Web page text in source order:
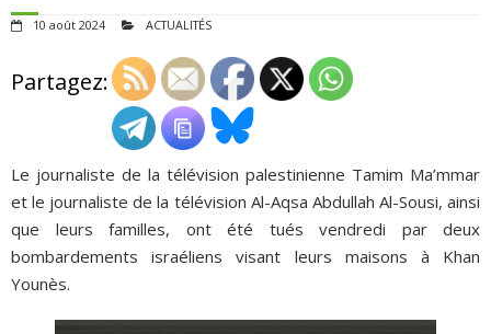
QUI SOMMES-NOUS ?
ADHÉSIONS, DONS, CONTACT
10 août 2024 ACTUALITÉS
Partagez:
Le journaliste de la télévision palestinienne Tamim Ma’mmar
et le journaliste de la télévision Al-Aqsa Abdullah Al-Sousi, ainsi
que leurs familles, ont été tués vendredi par deux
bombardements israéliens visant leurs maisons à Khan
Younès.